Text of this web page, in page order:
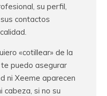
su perfil,
contactos
«cotillear» de la
puedo asegurar
ni Xeeme aparecen
cabeza, si no su